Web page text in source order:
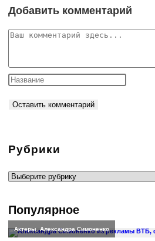
Добавить комментарий
Комментарий
Рубрики
Рубрики
Популярное
Актеры,Александра Симоненко